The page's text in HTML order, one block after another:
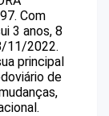
. Com
3 anos, 8
11/2022.
principal
de